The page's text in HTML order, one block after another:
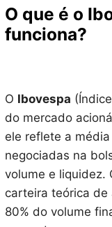
O que é o
funciona?
O Ibovespa
do mercado
ele reflete a
negociadas na
volume e liquidez.
carteira teórica de
80% do volume